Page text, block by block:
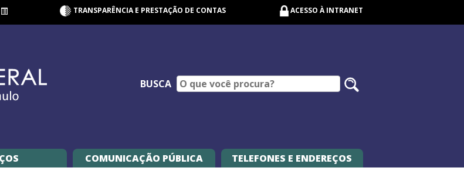
TRANSPARÊNCIA E PRESTAÇÃO DE CONTAS ACESSO À INTRANET
BUSCA
COMUNICAÇÃO PÚBLICA TELEFONES E ENDEREÇOS